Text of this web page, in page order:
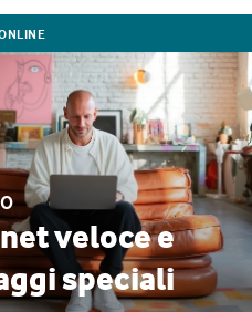
veloce e
speciali